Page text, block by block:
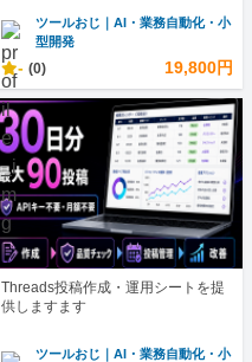
ツールおじ｜AI・業務自動化・小
型開発
- (0) 19,800円
Threads投稿作成・運用シートを提
供しますます
ツールおじ｜AI・業務自動化・小